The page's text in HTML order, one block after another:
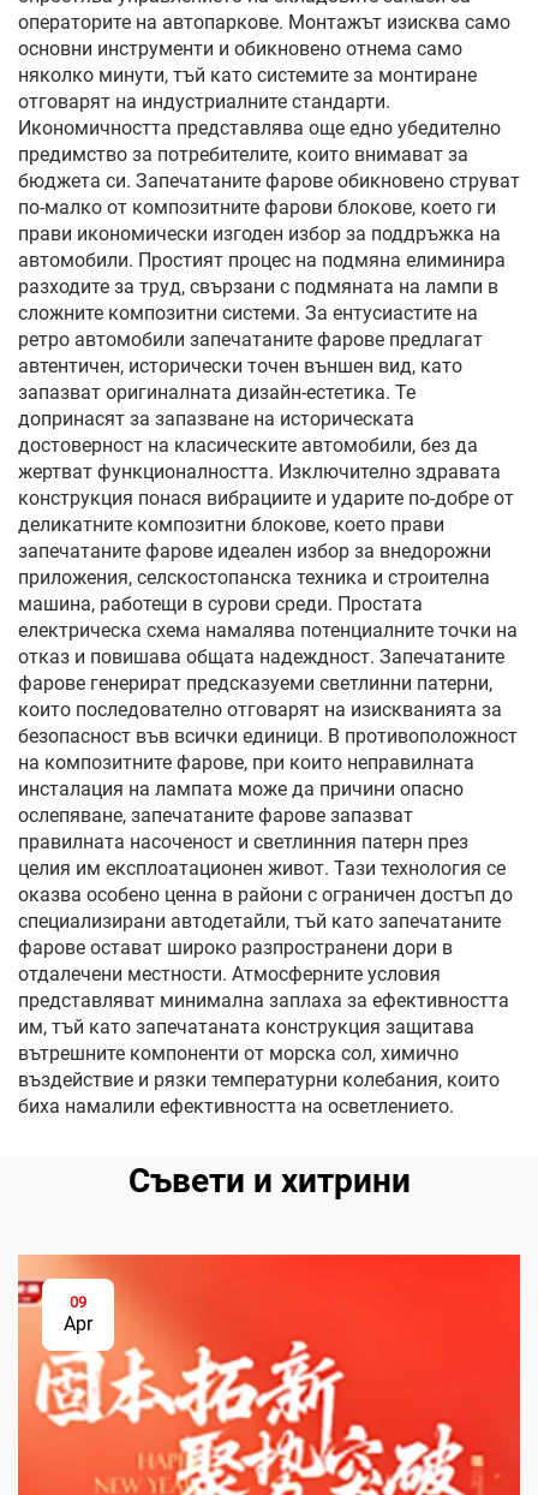
операторите на автопаркове. Монтажът изисква само
основни инструменти и обикновено отнема само
няколко минути, тъй като системите за монтиране
отговарят на индустриалните стандарти.
Икономичността представлява още едно убедително
предимство за потребителите, които внимават за
бюджета си. Запечатаните фарове обикновено струват
по-малко от композитните фарови блокове, което ги
прави икономически изгоден избор за поддръжка на
автомобили. Простият процес на подмяна елиминира
разходите за труд, свързани с подмяната на лампи в
сложните композитни системи. За ентусиастите на
ретро автомобили запечатаните фарове предлагат
автентичен, исторически точен външен вид, като
запазват оригиналната дизайн-естетика. Те
допринасят за запазване на историческата
достоверност на класическите автомобили, без да
жертват функционалността. Изключително здравата
конструкция понася вибрациите и ударите по-добре от
деликатните композитни блокове, което прави
запечатаните фарове идеален избор за внедорожни
приложения, селскостопанска техника и строителна
машина, работещи в сурови среди. Простата
електрическа схема намалява потенциалните точки на
отказ и повишава общата надеждност. Запечатаните
фарове генерират предсказуеми светлинни патерни,
които последователно отговарят на изискванията за
безопасност във всички единици. В противоположност
на композитните фарове, при които неправилната
инсталация на лампата може да причини опасно
ослепяване, запечатаните фарове запазват
правилната насоченост и светлинния патерн през
целия им експлоатационен живот. Тази технология се
оказва особено ценна в райони с ограничен достъп до
специализирани автодетайли, тъй като запечатаните
фарове остават широко разпространени дори в
отдалечени местности. Атмосферните условия
представляват минимална заплаха за ефективността
им, тъй като запечатаната конструкция защитава
вътрешните компоненти от морска сол, химично
въздействие и рязки температурни колебания, които
биха намалили ефективността на осветлението.
Съвети и хитрини
09
Apr